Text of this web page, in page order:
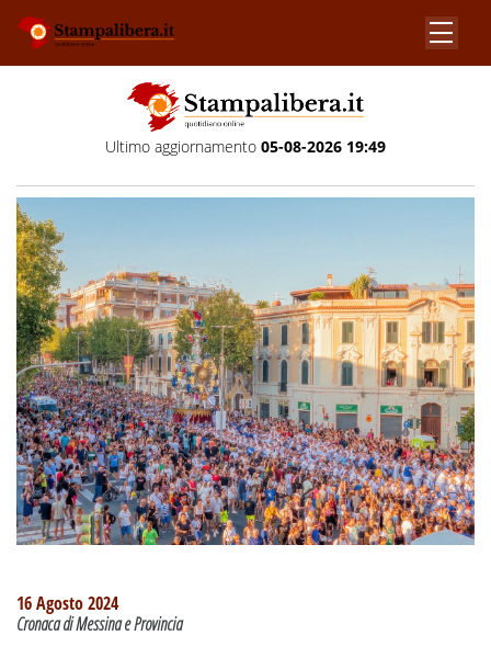
Ultimo aggiornamento 05-08-2026 19:49
16 Agosto 2024
Cronaca di Messina e Provincia